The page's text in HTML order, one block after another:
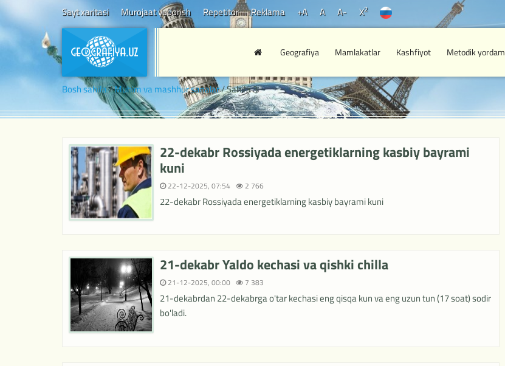
Sayt xaritasi Murojaat yuborish Repetitor Reklama +A A A- X2
Geografiya Mamlakatlar Kashfiyot Metodik yordam
Bosh sahifa/Muhim va mashhur sanalar/ Sahifa 3
22-dekabr Rossiyada energetiklarning kasbiy bayrami
kuni
22-12-2025, 07:54 2 766
22-dekabr Rossiyada energetiklarning kasbiy bayrami kuni
21-dekabr Yaldo kechasi va qishki chilla
21-12-2025, 00:00 7 383
21-dekabrdan 22-dekabrga o'tar kechasi eng qisqa kun va eng uzun tun (17 soat) sodir
bo'ladi.